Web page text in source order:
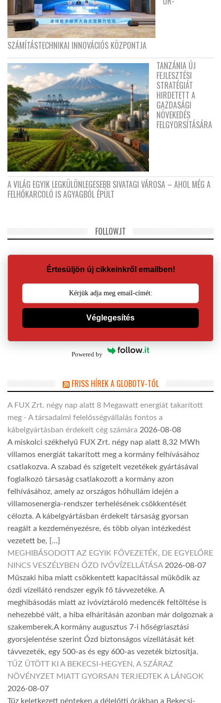
SZÁMÍTÁSTECHNIKAI INNOVÁCIÓS KÖZPONTJA
TANZÁNIA ÚJ
FEJLESZTÉSI
STRATÉGIÁT
HIRDETETT A
GAZDASÁGI
NÖVEKEDÉS
FELGYORSÍTÁSÁRA
A VILÁG EGYIK LEGKÜLÖNLEGESEBB SIVATAGI VÁROSA – AHOL MÉG A
FELHŐKARCOLÓ IS AGYAGBÓL ÉPÜLT
FOLLOW.IT
Értesüljön új cikkeinkről emailben!
Véglegesítés
Powered by
FRISS HÍREK A GLOBOTV-TŐL
A FUX Zrt. négy nap alatt 8 Megawatt energiát takarított
meg - A társadalmi felelősségvállalás fontos a
kábelgyártásban érdekelt cég számára 2026-08-08
A miskolci székhelyű FUX Zrt. négy nap alatt 8,32 MWh
villamos energiát takarított meg a kormány felhívásához
csatlakozva. A szabad és szigetelt vezetékek gyártásával
foglalkozó társaság csatlakozott a kormány azon
felhívásához, amely az országos hőhullám idején a
villamosenergia-rendszer terhelésének csökkentését
célozta. A kábelgyártásban érdekelt társaság gyorsan
reagált a kezdeményezésre, és több olyan intézkedést
vezetett be, […]
MEGHIBÁSODOTT AZ EGYIK FŐVEZETÉK, DE EGYELŐRE
NINCS VESZÉLYBEN ÓZD IVÓVÍZELLÁTÁSA 2026-08-07
Műszaki hiba miatt csökkentett kapacitással működik az
ózdi vízellátó rendszer egyik fő távvezetéke. A
meghibásodás miatt az ivóvíztároló medencék feltöltése is
nehezebbé vált, a hiba elhárításán azonban már dolgoznak a
szakemberek.A kormány augusztus 7-i hőségriasztási
gyorsjelentése szerint Ózd biztonságos vízellátását két
távvezeték, egy 500-as és egy 600-as vezeték biztosítja.
TŰZ ÜTÖTT KI A BEKECSI-HEGYEN, A SZÁRAZ
NÖVÉNYZET MIATT GYORSAN TERJEDTEK A LÁNGOK
2026-08-07
Tűz keletkezett pénteken a délelőtti órákban a Bekecsi-